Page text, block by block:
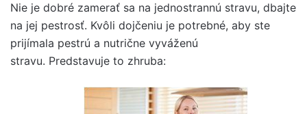
Nie je dobré zamerať sa na jednostrannú stravu, dbajte
na jej pestrosť. Kvôli dojčeniu je potrebné, aby ste
prijímala pestrú a nutrične vyváženú
stravu. Predstavuje to zhruba: